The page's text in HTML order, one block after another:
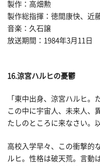
製作：高畑勲
製作総指揮：徳間康快、近
音楽：久石譲
放送期間：1984年3月11日
16.涼宮ハルヒの憂鬱
「東中出身、涼宮ハルヒ。
この中に宇宙人、未来人、
たしのところに来なさい。
高校入学早々、この衝撃的
ルヒ。性格は破天荒。言動